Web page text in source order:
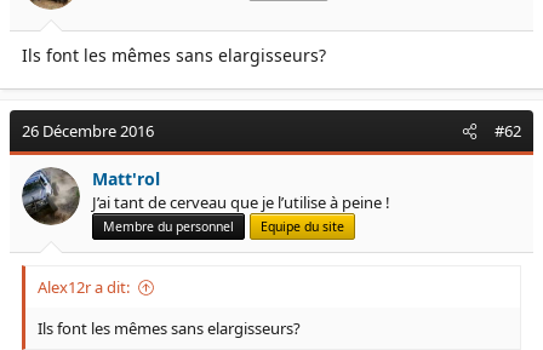
Ils font les mêmes sans elargisseurs?
26 Décembre 2016 #62
Matt'rol
J’ai tant de cerveau que je l’utilise à peine !
Membre du personnel Equipe du site
Alex12r a dit:
Ils font les mêmes sans elargisseurs?